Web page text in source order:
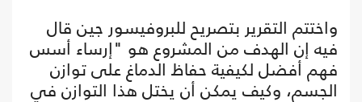
واختتم التقرير بتصريح للبروفيسور جين قال
فيه إن الهدف من المشروع هو "إرساء أسس
فهم أفضل لكيفية حفاظ الدماغ على توازن
الجسم، وكيف يمكن أن يختل هذا التوازن في